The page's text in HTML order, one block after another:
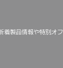
着製品情報や特別オ